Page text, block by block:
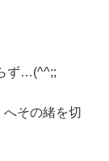
ず…(^^;;
その緒を切